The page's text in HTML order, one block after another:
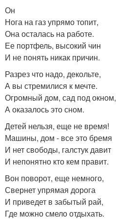
Он
Нога на газ упрямо топит,
Она осталась на работе.
Ее портфель, высокий чин
И не понять никак причин.
Разрез что надо, декольте,
А вы стремилися к мечте.
Огромный дом, сад под окном,
А оказалось это сном.
Детей нельзя, еще не время!
Машины, дом - все это бремя
И нет свободы, галстук давит
И непонятно кто кем правит.
Вон поворот, еще немного,
Свернет упрямая дорога
И приведет в забытый рай,
Где можно смело отдыхать.